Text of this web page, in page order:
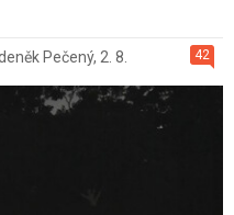
42
Pečený, 2. 8.